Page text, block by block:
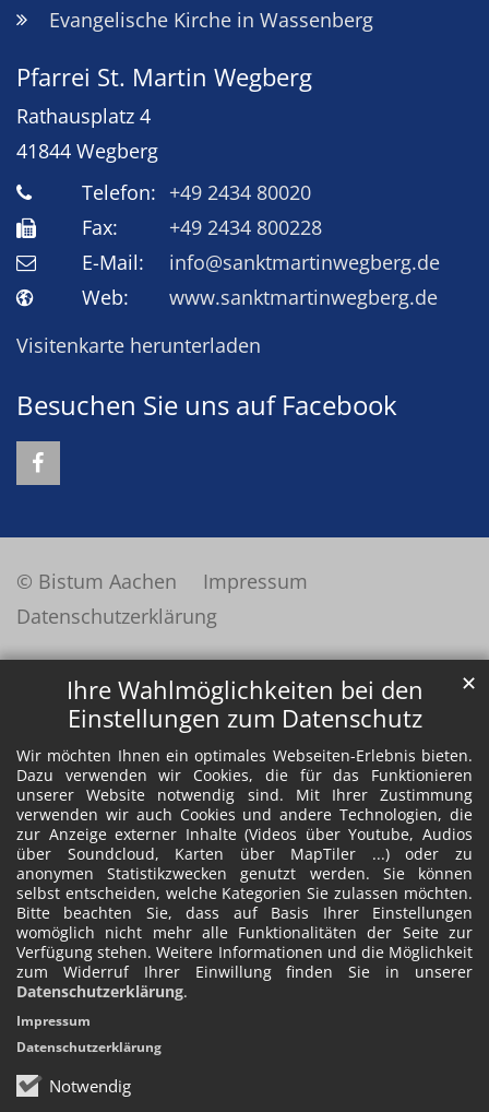
Ihre Wahlmöglichkeiten bei den
Einstellungen zum Datenschutz
Wir möchten Ihnen ein optimales Webseiten-Erlebnis bieten.
Dazu verwenden wir Cookies, die für das Funktionieren
unserer Website notwendig sind. Mit Ihrer Zustimmung
verwenden wir auch Cookies und andere Technologien, die
zur Anzeige externer Inhalte (Videos über Youtube, Audios
über Soundcloud, Karten über MapTiler ...) oder zu
anonymen Statistikzwecken genutzt werden. Sie können
selbst entscheiden, welche Kategorien Sie zulassen möchten.
Bitte beachten Sie, dass auf Basis Ihrer Einstellungen
womöglich nicht mehr alle Funktionalitäten der Seite zur
Verfügung stehen. Weitere Informationen und die Möglichkeit
zum Widerruf Ihrer Einwillung finden Sie in unserer
Datenschutzerklärung.
Notwendig
✕
Impressum
Datenschutzerklärung
Evangelische Kirche in Wassenberg
Pfarrei St. Martin Wegberg
Rathausplatz 4
41844 Wegberg
Telefon: +49 2434 80020
Fax:
+49 2434 800228
E-Mail:
info@sanktmartinwegberg.de
Web:
www.sanktmartinwegberg.de
Visitenkarte herunterladen
Besuchen Sie uns auf Facebook
© Bistum Aachen
Impressum
Datenschutzerklärung